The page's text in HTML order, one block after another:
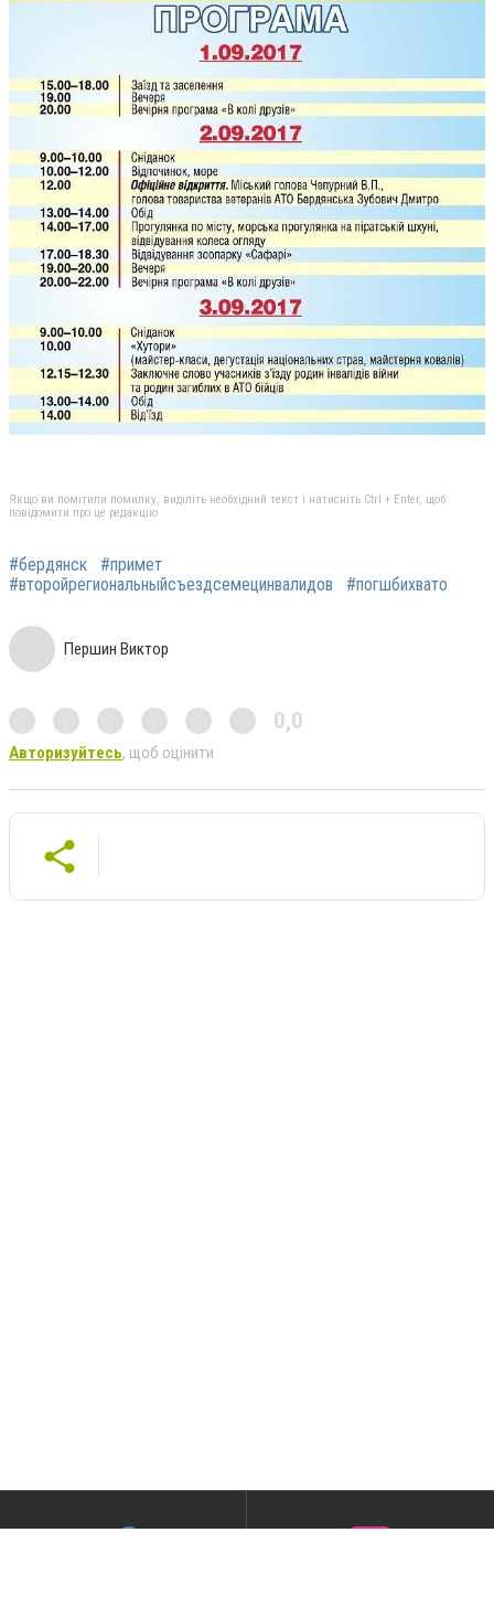
Якщо ви помітили помилку, виділіть необхідний текст і натисніть Ctrl + Enter, щоб
повідомити про це редакцію
#бердянск
#примет
#второйрегиональныйсъездсемецинвалидов
#погшбихвато
Першин Виктор
0,0
Авторизуйтесь, щоб оцінити